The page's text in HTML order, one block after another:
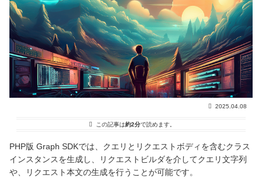
2025.04.08
この記事は約2分で読めます。
PHP版 Graph SDKでは、クエリとリクエストボディを含むクラス
インスタンスを生成し、リクエストビルダを介してクエリ文字列
や、リクエスト本文の生成を行うことが可能です。